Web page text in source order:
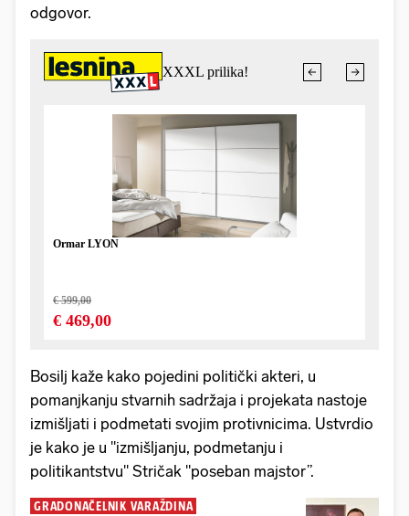
odgovor.
Bosilj kaže kako pojedini politički akteri, u
pomanjkanju stvarnih sadržaja i projekata nastoje
izmišljati i podmetati svojim protivnicima. Ustvrdio
je kako je u "izmišljanju, podmetanju i
politikantstvu" Stričak "poseban majstor”.
GRADONAČELNIK VARAŽDINA